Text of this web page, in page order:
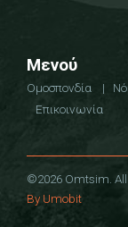
Μενού
Ομοσπονδία
Επικοινωνία
©2026 Omtsim.
By Umobit